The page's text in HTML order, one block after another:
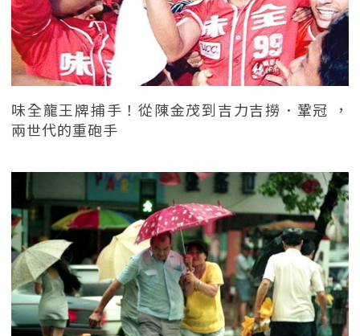
味全龍王牌捕手！從陳金茂到吉力吉撈．鞏冠 ，
兩世代的重砲手